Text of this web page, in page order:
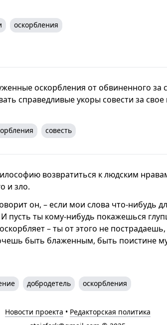
оскорбления
оскорбления от обвиненного за
справедливые укоры совести за
совесть
возвратиться к людским
и зло.
он, – если мои слова что-нибудь
пусть ты кому-нибудь покажешься
– ты от этого не
быть блаженным, быть поистине
добродетель оскорбления
Новости проекта • Редакторская политика